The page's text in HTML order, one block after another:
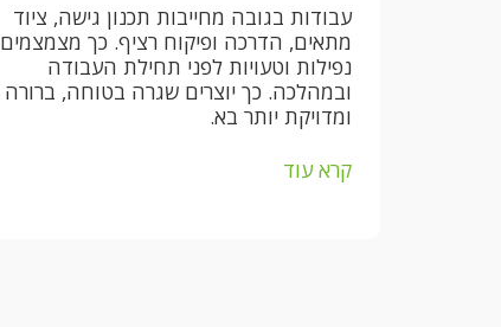
עבודות בגובה מחייבות תכנון גישה, ציוד
מתאים, הדרכה ופיקוח רציף. כך מצמצמים
נפילות וטעויות לפני תחילת העבודה
ובמהלכה. כך יוצרים שגרה בטוחה, ברורה
ומדויקת יותר בא.
קרא עוד